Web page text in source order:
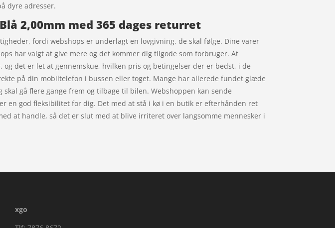
dyre adresser.
2,00mm med 365 dages returret
fordi webshops er underlagt en lovgivning, de skal følge. Dine varer
har valgt at give mere og det kommer dig tilgode som forbruger. At
det er let at gennemskue, hvilken pris og betingelser der er bedst, i de
på din mobiltelefon i bussen eller toget. Mange har allerede fundet glæde
gå flere gange frem og tilbage til bilen. Webshoppen kan sende
en god fleksibilitet for dig. Det med at stå i kø i en butik er efterhånden ret
at handle, så det er slut med at blive irriteret over langsomme mennesker i
xgo